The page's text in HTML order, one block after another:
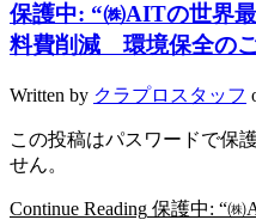
保護中: “㈱AITの世界
料費削減 環境保全の
Written by クラプロスタッフ
この投稿はパスワードで保
せん。
Continue Reading 保護中: “㈱